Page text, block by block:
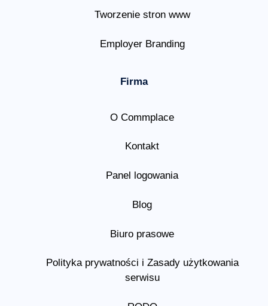
Tworzenie stron www
Employer Branding
Firma
O Commplace
Kontakt
Panel logowania
Blog
Biuro prasowe
Polityka prywatności i Zasady użytkowania
serwisu